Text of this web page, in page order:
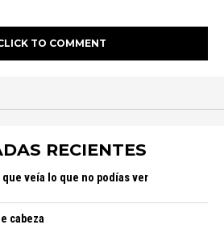
TO COMMENT
RECIENTES
veía lo que no podías ver
cabeza